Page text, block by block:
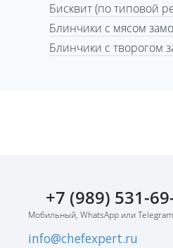
Бисквит (по типовой
Блинчики с мясом
Блинчики с творогом
+7 (989) 531-
Мобильный, WhatsApp или Telegram
info@chefexpert.ru